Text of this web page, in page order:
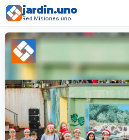
jardin.uno
Red Misiones.uno